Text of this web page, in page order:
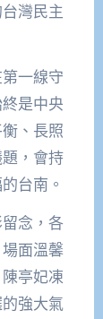
灣民主
一線守
是中央
、長照
，會持
台南。
念，各
面溫馨
亭妃凍
強大氣